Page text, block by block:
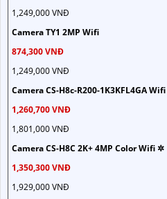
1,249,000 VNĐ
Camera TY1 2MP Wifi
874,300 VNĐ
1,249,000 VNĐ
Camera CS-H8c-R200-1K3KFL4GA Wifi
1,260,700 VNĐ
1,801,000 VNĐ
Camera CS-H8C 2K+ 4MP Color Wifi ✲
1,350,300 VNĐ
1,929,000 VNĐ